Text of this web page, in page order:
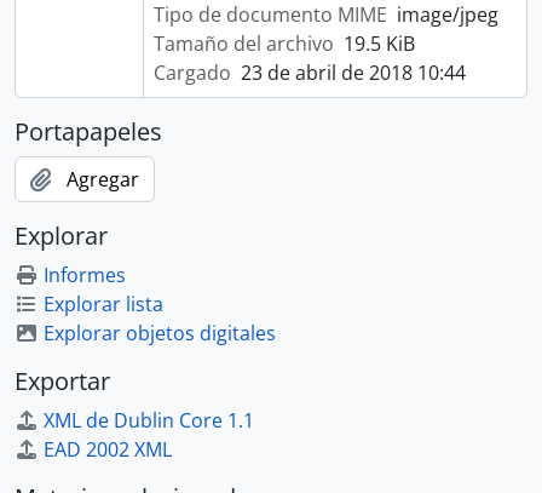
Tipo de documento MIME image/jpeg
Tamaño del archivo 19.5 KiB
Cargado 23 de abril de 2018 10:44
Portapapeles
Agregar
Explorar
Informes
Explorar lista
Explorar objetos digitales
Exportar
XML de Dublin Core 1.1
EAD 2002 XML